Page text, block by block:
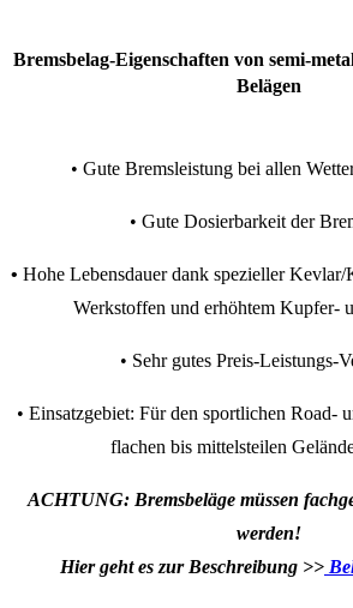
Bremsbelag-Eigenschaften von semi-
Belägen
• Gute Bremsleistung bei allen
• Gute Dosierbarkeit der
• Hohe Lebensdauer dank spezieller
Werkstoffen und erhöhtem Kupfer-
• Sehr gutes Preis-Leistungs-
• Einsatzgebiet: Für den sportlichen Road-
flachen bis mittelsteilen
ACHTUNG: Bremsbeläge müssen
werden!
Hier geht es zur Beschreibung >>